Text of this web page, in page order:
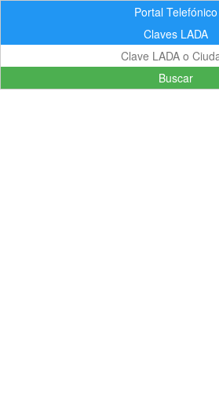
Portal Telefónico
Claves LADA
Buscar